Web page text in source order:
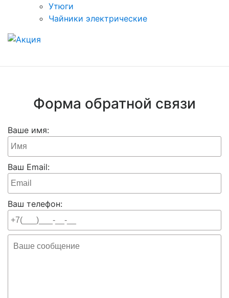
Утюги
Чайники электрические
Форма обратной связи
Ваше имя:
Ваш Email:
Ваш телефон: